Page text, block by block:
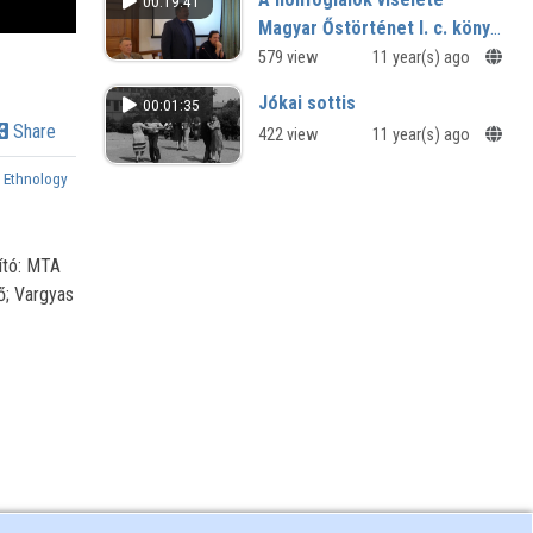
Share
Ethnology
MTA
Vargyas
Magyar Őstörténet I. c. könyv
bemutatója
579 view 11 year(s) ago
00:01:35 Jókai sottis
422 view 11 year(s) ago